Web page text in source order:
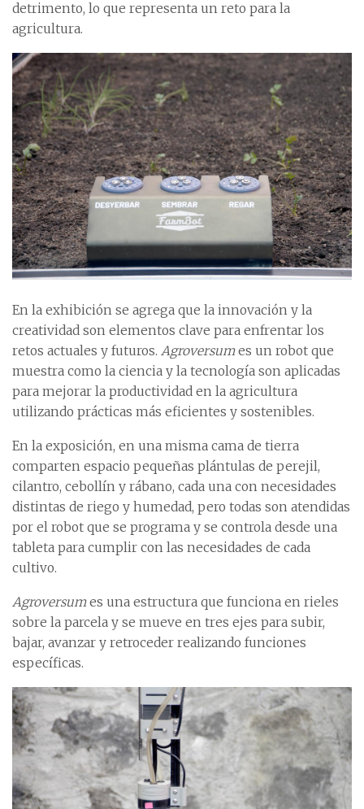
detrimento, lo que representa un reto para la
agricultura.
En la exhibición se agrega que la innovación y la
creatividad son elementos clave para enfrentar los
retos actuales y futuros. Agroversumes un robot que
muestra como la ciencia y la tecnología son aplicadas
para mejorar la productividad en la agricultura
utilizando prácticas más eficientes y sostenibles.
En la exposición, en una misma cama de tierra
comparten espacio pequeñas plántulas de perejil,
cilantro, cebollín y rábano, cada una con necesidades
distintas de riego y humedad, pero todas son atendidas
por el robot que se programa y se controla desde una
tableta para cumplir con las necesidades de cada
cultivo.
Agroversumes una estructura que funciona en rieles
sobre la parcela y se mueve en tres ejes para subir,
bajar, avanzar y retroceder realizando funciones
específicas.